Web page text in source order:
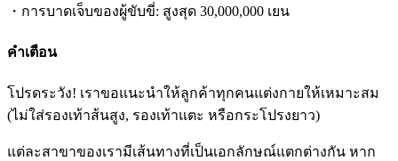
・การบาดเจ็บของผู้ขับขี่: สูงสุด 30,000,000 เยน
คำเตือน
โปรดระวัง! เราขอแนะนำให้ลูกค้าทุกคนแต่งกายให้เหมาะสม
(ไม่ใส่รองเท้าส้นสูง, รองเท้าแตะ หรือกระโปรงยาว)
แต่ละสาขาของเรามีเส้นทางที่เป็นเอกลักษณ์แตกต่างกัน หาก